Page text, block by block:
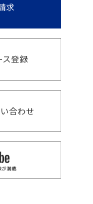
求
ス登録
合わせ